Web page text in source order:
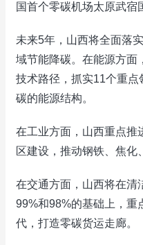
国首个零碳机场太原武宿
未来5年，山西将全面落
域节能降碳。在能源方面
技术路径，抓实11个重
碳的能源结构。
在工业方面，山西重点推
区建设，推动钢铁、焦化
在交通方面，山西将在清
99%和98%的基础上，重
代，打造零碳货运走廊。